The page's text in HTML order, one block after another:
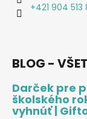
+421 904 513
BLOG -
Darček pre
školského
vyhnúť |